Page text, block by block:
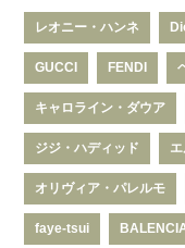
レオニー・ハンネ
GUCCI FENDI
キャロライン・ダウア
ジジ・ハディッド
オリヴィア・パレルモ
faye-tsui